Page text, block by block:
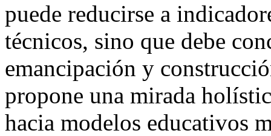
puede reducirse a
técnicos, sino que debe
emancipación y
propone una mirada
hacia modelos educativos